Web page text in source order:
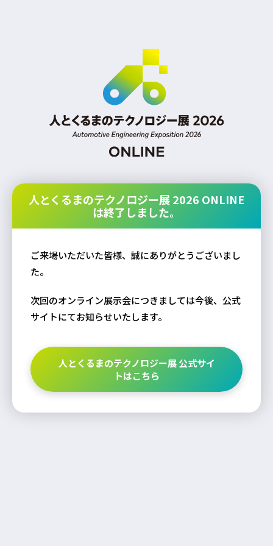
人とくるまのテクノロジー展 2026 ONLINE
は終了しました。
ご来場いただいた皆様、誠にありがとうございまし
た。
次回のオンライン展示会につきましては今後、公式
サイトにてお知らせいたします。
人とくるまのテクノロジー展 公式サイ
トはこちら